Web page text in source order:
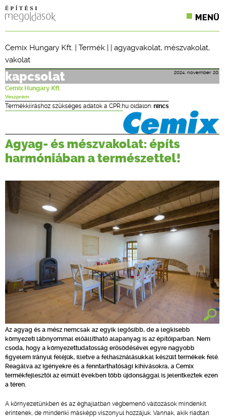
MENÜ
CPR TERMÉKKIÍRÁS
ÉPÍTÉSI JOG
ONLINE KÉPZÉSEK
TERVEZÉSI SEGÉDLETEK
Cemix Hungary Kft. | Termék | | agyagvakolat, mészvakolat,
vakolat
2024. november 20.
kapcsolat
Cemix Hungary Kft.
Veszprém
Termékkiíráshoz szükséges adatok a CPR.hu oldalon: nincs
Agyag- és mészvakolat: építs
harmóniában a természettel!
Az agyag és a mész nemcsak az egyik legősibb, de a legkisebb
környezeti lábnyommal előállítható alapanyag is az építőiparban. Nem
csoda, hogy a környezettudatosság erősödésével egyre nagyobb
figyelem irányul feléjük, illetve a felhasználásukkal készült termékek felé.
Reagálva az igényekre és a fenntarthatósági kihívásokra, a Cemix
termékfejlesztői az elmúlt években több újdonsággal is jelentkeztek ezen
a téren.
A környezetünkben és az éghajlatban végbemenő változások mindenkit
érintenek, de mindenki másképp viszonyul hozzájuk. Vannak, akik riadtan